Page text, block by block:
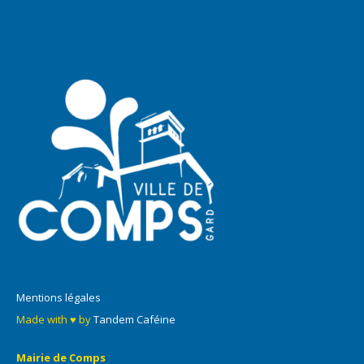
Mentions légales
Made with ♥ byTandem Caféine
Mairie de Comps